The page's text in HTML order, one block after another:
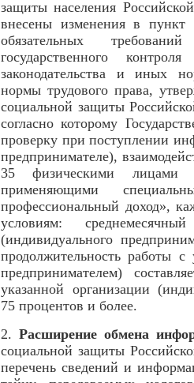
защиты населения
внесены изменения в пункт
обязательных
государственного
законодательства и иных
нормы трудового права,
социальной защиты
согласно которому
проверку при поступлении
предпринимателе),
35 физическими лицами
применяющими
профессиональный доход»,
условиям:
(индивидуального
продолжительность работы
предпринимателем)
указанной организации
75 процентов и более.
2. Расширение обмена
социальной защиты
перечень сведений и